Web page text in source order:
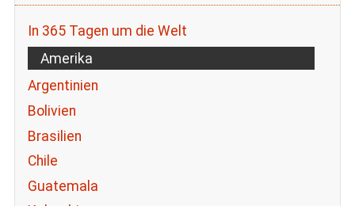
In 365 Tagen um die Welt
Amerika
Argentinien
Bolivien
Brasilien
Chile
Guatemala